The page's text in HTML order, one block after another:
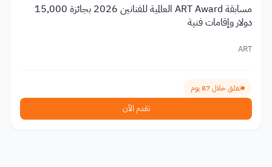
مسابقة ART Award العالمية للفنانين 2026 بجائزة 15,000
دولار وإقامات فنية
ART
تغلق خلال 87 يوم
تقدم الآن